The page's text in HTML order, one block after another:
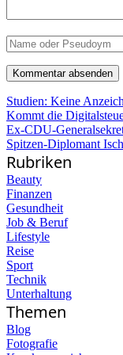
Studien: Keine
Kommt die
Ex-CDU-
Spitzen-Diplomant
Rubriken
Beauty
Finanzen
Gesundheit
Job & Beruf
Lifestyle
Reise
Sport
Technik
Unterhaltung
Themen
Blog
Fotografie